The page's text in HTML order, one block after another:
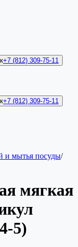
+7 (812) 309-75-11
+7 (812) 309-75-11
и мытья посуды/
мягкая
5)